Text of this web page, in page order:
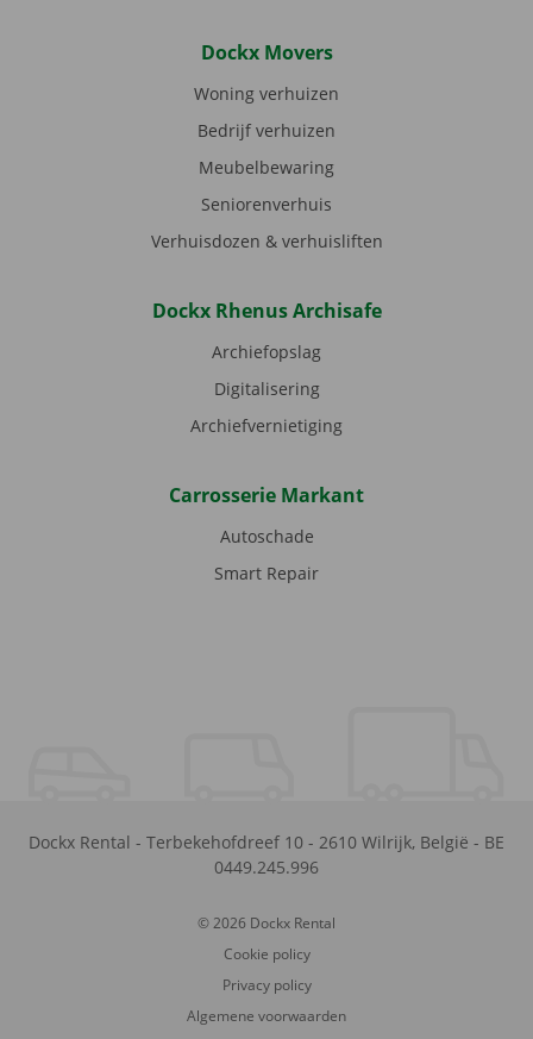
Dockx Movers
Woning verhuizen
Bedrijf verhuizen
Meubelbewaring
Seniorenverhuis
Verhuisdozen & verhuisliften
Dockx Rhenus Archisafe
Archiefopslag
Digitalisering
Archiefvernietiging
Carrosserie Markant
Autoschade
Smart Repair
Dockx Rental - Terbekehofdreef 10 - 2610 Wilrijk, België - BE
0449.245.996
© 2026 Dockx Rental
Cookie policy
Privacy policy
Algemene voorwaarden